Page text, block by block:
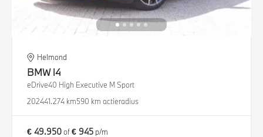
Helmond
BMW i4
eDrive40 High Executive M Sport
202441.274 km590 km actieradius
€ 49.950of€ 945 p/m